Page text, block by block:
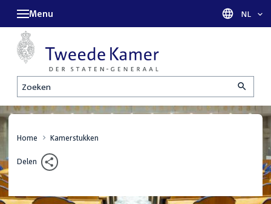
Zoeken
Menu Taal
NL
Home Kamerstukken
Delen